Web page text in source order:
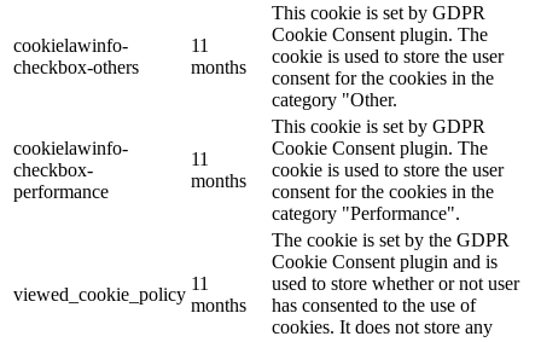
cookielawinfo-
checkbox-others
11
months
This cookie is set by GDPR
Cookie Consent plugin. The
cookie is used to store the user
consent for the cookies in the
category "Other.
cookielawinfo-
checkbox-
performance
11
months
This cookie is set by GDPR
Cookie Consent plugin. The
cookie is used to store the user
consent for the cookies in the
category "Performance".
viewed_cookie_policy
11
months
The cookie is set by the GDPR
Cookie Consent plugin and is
used to store whether or not user
has consented to the use of
cookies. It does not store any